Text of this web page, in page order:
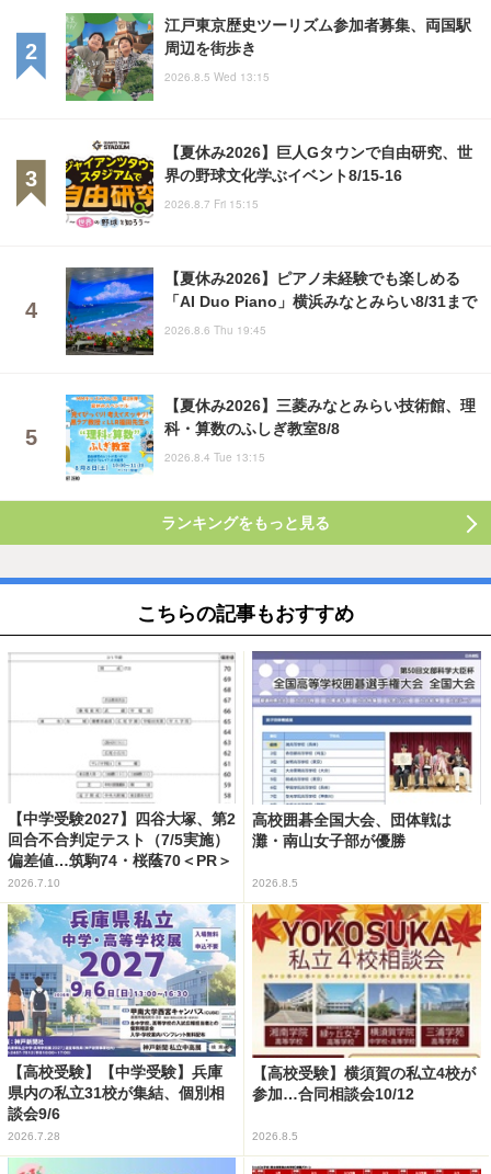
江戸東京歴史ツーリズム参加者募集、両国駅
周辺を街歩き
2026.8.5 Wed 13:15
【夏休み2026】巨人Gタウンで自由研究、世
界の野球文化学ぶイベント8/15-16
2026.8.7 Fri 15:15
【夏休み2026】ピアノ未経験でも楽しめる
「AI Duo Piano」横浜みなとみらい8/31まで
2026.8.6 Thu 19:45
【夏休み2026】三菱みなとみらい技術館、理
科・算数のふしぎ教室8/8
2026.8.4 Tue 13:15
ランキングをもっと見る
こちらの記事もおすすめ
【中学受験2027】四谷大塚、第2
回合不合判定テスト（7/5実施）
偏差値…筑駒74・桜蔭70＜PR＞
2026.7.10
高校囲碁全国大会、団体戦は
灘・南山女子部が優勝
2026.8.5
【高校受験】【中学受験】兵庫
県内の私立31校が集結、個別相
談会9/6
2026.7.28
【高校受験】横須賀の私立4校が
参加…合同相談会10/12
2026.8.5